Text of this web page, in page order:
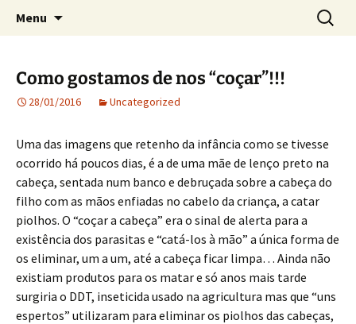
AO ACASO
Crónicas de José Carlos de Bessa Machado
Menu
Search
for:
Como gostamos de nos “coçar”!!!
28/01/2016 Uncategorized
Uma das imagens que retenho da infância como se tivesse
ocorrido há poucos dias, é a de uma mãe de lenço preto na
cabeça, sentada num banco e debruçada sobre a cabeça do
filho com as mãos enfiadas no cabelo da criança, a catar
piolhos. O “coçar a cabeça” era o sinal de alerta para a
existência dos parasitas e “catá-los à mão” a única forma de
os eliminar, um a um, até a cabeça ficar limpa… Ainda não
existiam produtos para os matar e só anos mais tarde
surgiria o DDT, inseticida usado na agricultura mas que “uns
espertos” utilizaram para eliminar os piolhos das cabeças,